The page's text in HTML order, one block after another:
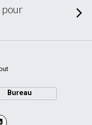
pour
Bureau